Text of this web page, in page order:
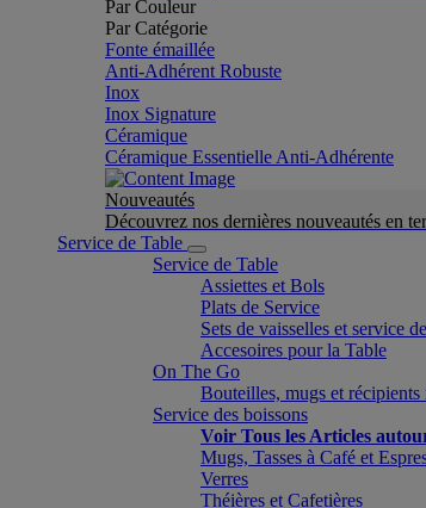
Par Couleur
Par Catégorie
Fonte émaillée
Anti-Adhérent Robuste
Inox
Inox Signature
Céramique
Céramique Essentielle Anti-Adhérente
Nouveautés
Découvrez nos dernières nouveautés en
Service de Table
Service de Table
Assiettes et Bols
Plats de Service
Sets de vaisselles et service
Accesoires pour la Table
On The Go
Bouteilles, mugs et récipients
Service des boissons
Voir Tous les Articles
Mugs, Tasses à Café et
Verres
Théières et Cafetières